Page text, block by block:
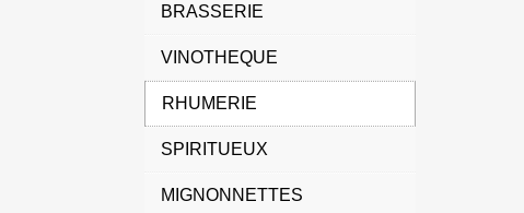
BRASSERIE
VINOTHEQUE
RHUMERIE
SPIRITUEUX
MIGNONNETTES